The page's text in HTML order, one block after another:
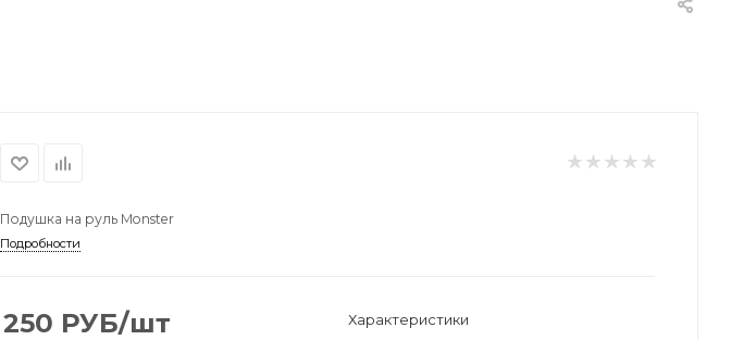
Подушка на руль Monster
Подробности
250 РУБ/шт Характеристики